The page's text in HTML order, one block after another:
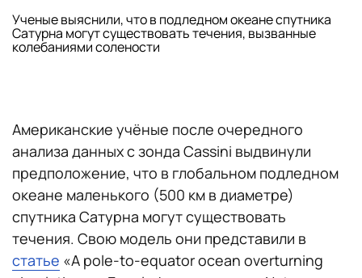
Ученые выяснили, что в подледном океане спутника
Сатурна могут существовать течения, вызванные
колебаниями солености
Американские учёные после очередного
анализа данных с зонда Cassini выдвинули
предположение, что в глобальном подледном
океане маленького (500 км в диаметре)
спутника Сатурна могут существовать
течения. Свою модель они представили в
статье «A pole-to-equator ocean overturning